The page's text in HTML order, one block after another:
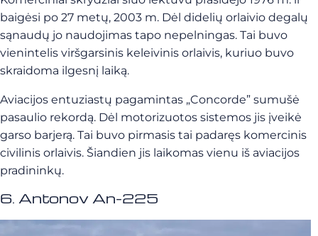
baigėsi po 27 metų, 2003 m. Dėl didelių orlaivio degalų
sąnaudų jo naudojimas tapo nepelningas. Tai buvo
vienintelis viršgarsinis keleivinis orlaivis, kuriuo buvo
skraidoma ilgesnį laiką.
Aviacijos entuziastų pagamintas „Concorde” sumušė
pasaulio rekordą. Dėl motorizuotos sistemos jis įveikė
garso barjerą. Tai buvo pirmasis tai padaręs komercinis
civilinis orlaivis. Šiandien jis laikomas vienu iš aviacijos
pradininkų.
6. Antonov An-225